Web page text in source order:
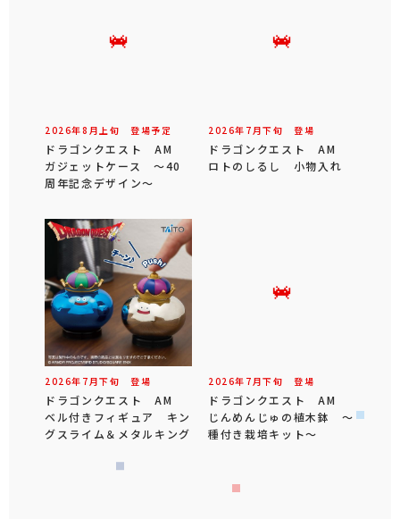
2026年8 月 上旬 登場予定
ドラゴンクエスト AM
ガジェットケース ～40
周年記念デザイン～
2026年 7 月下旬 登場
ドラゴンクエスト AM
ロトのしるし 小物入れ
2026年 7 月下旬 登場
ドラゴンクエスト AM
ベル付きフィギュア キン
グスライム＆メタルキング
2026年 7 月下旬 登場
ドラゴンクエスト AM
じんめんじゅの植木鉢 ～
種付き栽培キット～